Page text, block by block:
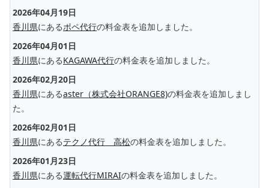
2026年04月19日
香川県にあるポペ代行の料金表を追加しました。
2026年04月01日
香川県にあるKAGAWA代行の料金表を追加しました。
2026年02月20日
香川県にあるaster（株式会社ORANGE8)の料金表を追加しまし
た。
2026年02月01日
香川県にあるテクノ代行 高松の料金表を追加しました。
2026年01月23日
香川県にある運転代行MIRAIの料金表を追加しました。